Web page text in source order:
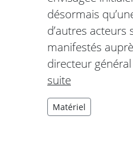
désormais
d’autres acteurs
manifestés
directeur
suite
Matériel